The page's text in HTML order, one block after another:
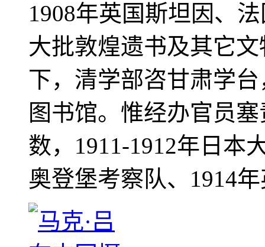
1908年英国斯坦因、
大批敦煌遗书及其它
下，清学部咨甘肃学
图书馆。惟经办官员
数，1911-1912年日本
奥登堡考察队、1914